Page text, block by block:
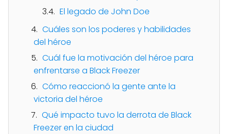
El legado de John Doe
Cuáles son los poderes y habilidades
del héroe
Cuál fue la motivación del héroe para
enfrentarse a Black Freezer
Cómo reaccionó la gente ante la
victoria del héroe
Qué impacto tuvo la derrota de Black
Freezer en la ciudad